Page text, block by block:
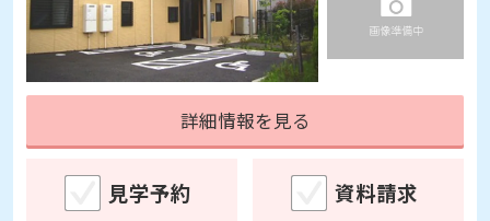
詳細情報を見る
見学予約 資料請求